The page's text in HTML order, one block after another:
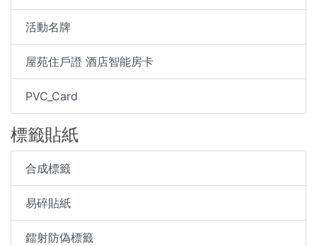
活動名牌
屋苑住戶證 酒店智能房卡
PVC_Card
標籤貼紙
合成標籤
易碎貼紙
鐳射防偽標籤